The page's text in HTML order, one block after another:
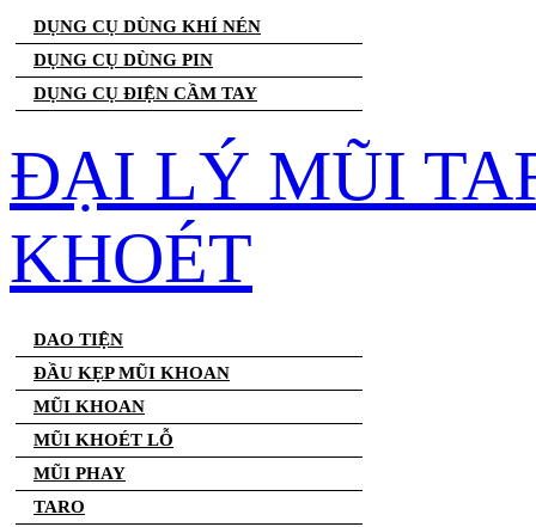
DỤNG CỤ DÙNG KHÍ NÉN
DỤNG CỤ DÙNG PIN
DỤNG CỤ ĐIỆN CẦM TAY
ĐẠI LÝ MŨI
KHOÉT
DAO TIỆN
ĐẦU KẸP MŨI KHOAN
MŨI KHOAN
MŨI KHOÉT LỖ
MŨI PHAY
TARO